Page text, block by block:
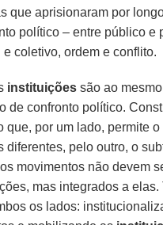
que aprisionaram por
político – entre público e
coletivo, ordem e conflito.
instituições são ao
de confronto político.
que, por um lado, permite
diferentes, pelo outro, o
movimentos não devem
mas integrados a elas.
os lados: